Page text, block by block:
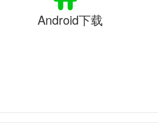
Android下载